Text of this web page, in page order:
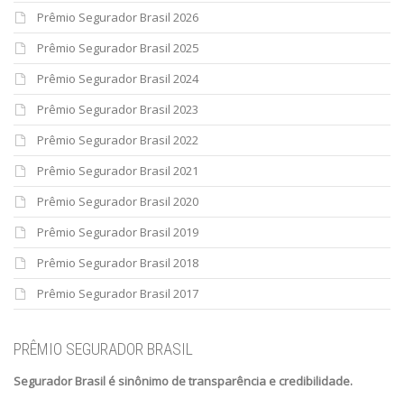
Prêmio Segurador Brasil 2026
Prêmio Segurador Brasil 2025
Prêmio Segurador Brasil 2024
Prêmio Segurador Brasil 2023
Prêmio Segurador Brasil 2022
Prêmio Segurador Brasil 2021
Prêmio Segurador Brasil 2020
Prêmio Segurador Brasil 2019
Prêmio Segurador Brasil 2018
Prêmio Segurador Brasil 2017
PRÊMIO SEGURADOR BRASIL
Segurador Brasil é sinônimo de transparência e credibilidade.